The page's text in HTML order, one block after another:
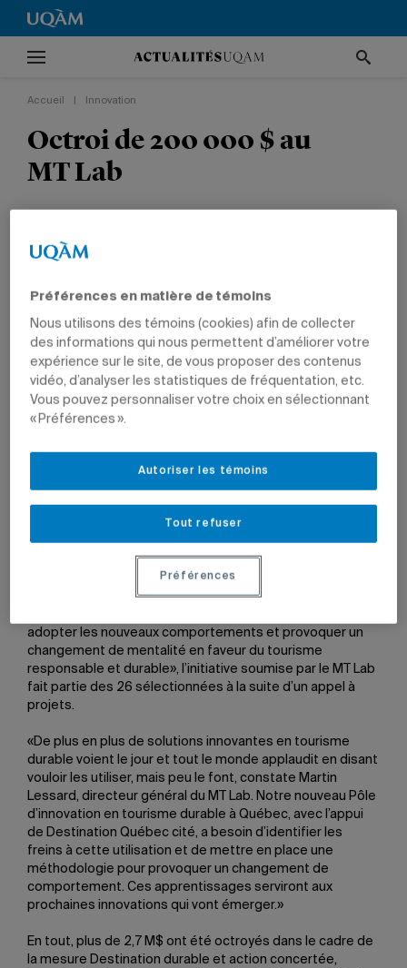
Accueil Innovation
Octroi de 200 000 $ au
MT Lab
l’adoption de nouveaux comportements en
22 juin 2023 à 10 h 47
Premier incubateur-accélérateur d’innovations en
tourisme, en culture et en divertissement en Amérique du
vient de recevoir une subvention de
200 000 dollars dans le cadre de la mesure Destination
durable et action concertée, administrée par le Fonds
d’action québécois pour le développement durable.
adopter les nouveaux comportements et provoquer un
changement de mentalité en faveur du tourisme
responsable et durable», l’initiative soumise par le MT Lab
fait partie des 26 sélectionnées à la suite d’un appel à
projets.
«De plus en plus de solutions innovantes en tourisme
durable voient le jour et tout le monde applaudit en disant
vouloir les utiliser, mais peu le font, constate Martin
Lessard, directeur général du MT Lab. Notre nouveau Pôle
d’innovation en tourisme durable à Québec, avec l’appui
de Destination Québec cité, a besoin d’identifier les
freins à cette utilisation et de mettre en place une
méthodologie pour provoquer un changement de
comportement. Ces apprentissages serviront aux
prochaines innovations qui vont émerger.»
En tout, plus de 2,7 M$ ont été octroyés dans le cadre de
la mesure Destination durable et action concertée,
Préférences en matière de témoins
Nous utilisons des témoins (cookies) afin de collecter
des informations qui nous permettent d’améliorer votre
expérience sur le site, de vous proposer des contenus
vidéo, d’analyser les statistiques de fréquentation, etc.
Vous pouvez personnaliser votre choix en sélectionnant
« Préférences ».
Tout refuser
Autoriser les témoins
Préférences